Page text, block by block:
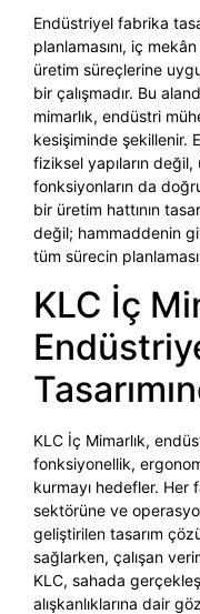
Endüstriyel fabrika
planlamasını, iç
üretim süreçlerine
bir çalışmadır. Bu
mimarlık, endüstri
kesişiminde şekillenir.
fiziksel yapıların
fonksiyonların da
bir üretim hattının
değil; hammaddenin
tüm sürecin
KLC İç
KLC İç Mimarlık,
fonksiyonellik,
kurmayı hedefler. Her
sektörüne ve
geliştirilen tasarım
sağlarken, çalışan
KLC, sahada
alışkanlıklarına dair